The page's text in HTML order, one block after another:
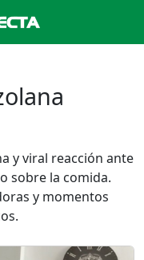
y viral reacción ante
sobre la comida.
y momentos